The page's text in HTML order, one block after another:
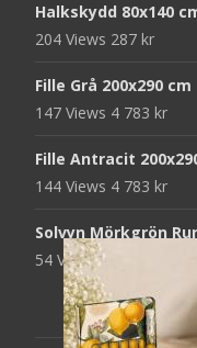
Halkskydd 80x140
204 Views 287 kr
Fille Grå 200x290 cm
147 Views 4 783 kr
Fille Antracit
144 Views 4 783 kr
Solvyn Mörkgrön
54 Views1 871